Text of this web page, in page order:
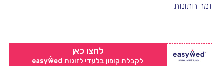
זמר חתונות
לחצו כאן
לקבלת קופון בלעדי לזוגות